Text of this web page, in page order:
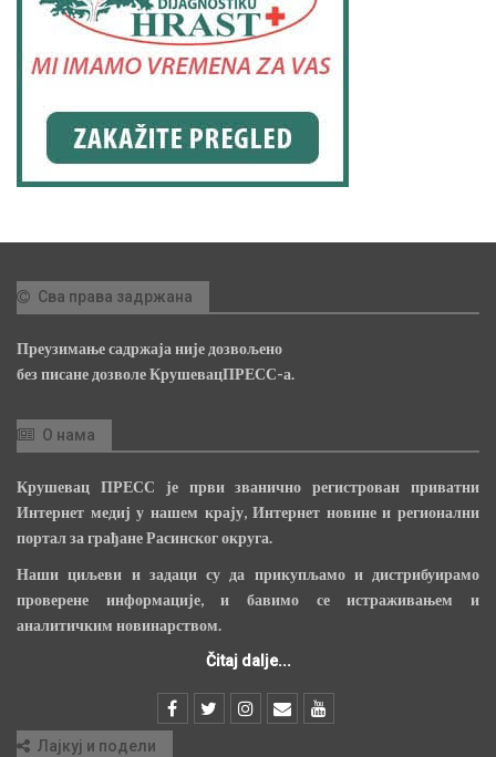
Сва права задржана
Преузимање садржаја није дозвољено
без писане дозволе КрушевацПРЕСС-а.
О нама
Крушевац ПРЕСС је први званично регистрован приватни
Интернет медиј у нашем крају, Интернет новине и регионални
портал за грађане Расинског округа.
Наши циљеви и задаци су да прикупљамо и дистрибуирамо
проверене информације, и бавимо се истраживањем и
аналитичким новинарством.
Čitaj dalje...
Лајкуј и подели